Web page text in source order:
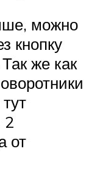
можно
кнопку
же как
2
от